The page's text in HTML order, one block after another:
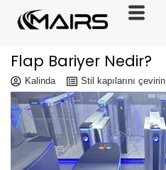
İçeriğe
geç
Flap Bariyer Nedir?
Kalinda Stil kapılarını çevirin